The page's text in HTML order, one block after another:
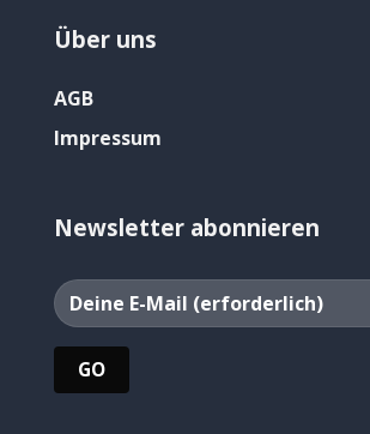
Über uns
AGB
Impressum
Newsletter abonnieren